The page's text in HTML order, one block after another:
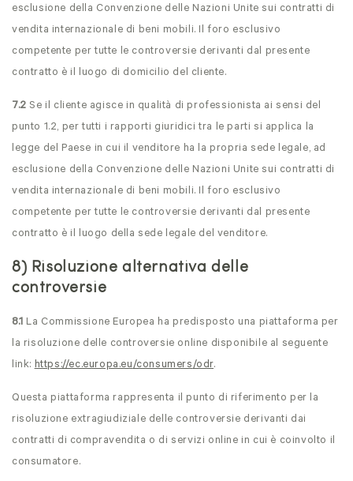
esclusione della Convenzione delle Nazioni Unite sui contratti di
vendita internazionale di beni mobili. Il foro esclusivo
competente per tutte le controversie derivanti dal presente
contratto è il luogo di domicilio del cliente.
7.2 Se il cliente agisce in qualità di professionista ai sensi del
punto 1.2, per tutti i rapporti giuridici tra le parti si applica la
legge del Paese in cui il venditore ha la propria sede legale, ad
esclusione della Convenzione delle Nazioni Unite sui contratti di
vendita internazionale di beni mobili. Il foro esclusivo
competente per tutte le controversie derivanti dal presente
contratto è il luogo della sede legale del venditore.
8) Risoluzione alternativa delle
controversie
8.1 La Commissione Europea ha predisposto una piattaforma per
la risoluzione delle controversie online disponibile al seguente
link:https://ec.europa.eu/consumers/odr.
Questa piattaforma rappresenta il punto di riferimento per la
risoluzione extragiudiziale delle controversie derivanti dai
contratti di compravendita o di servizi online in cui è coinvolto il
consumatore.